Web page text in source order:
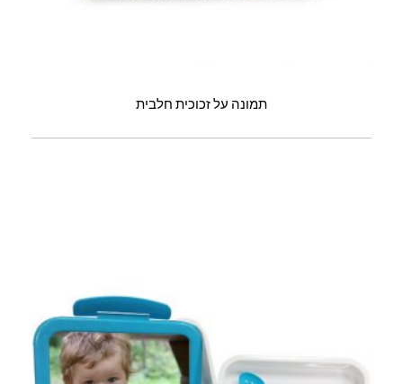
תמונה על זכוכית חלבית